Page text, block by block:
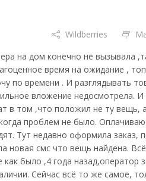
Wildberries
на дом конечно не вызывала
время на ожидание ,
по времени . И разглядывать
вложение недосмотрела. И
в том ,что положил не ту вещь,
проблем не было. Оплачиваю
Тут недавно оформила заказ,
новая смс что вещь найдена. Всё
было ,4 года назад,оператор
Сейчас всё то же самое,